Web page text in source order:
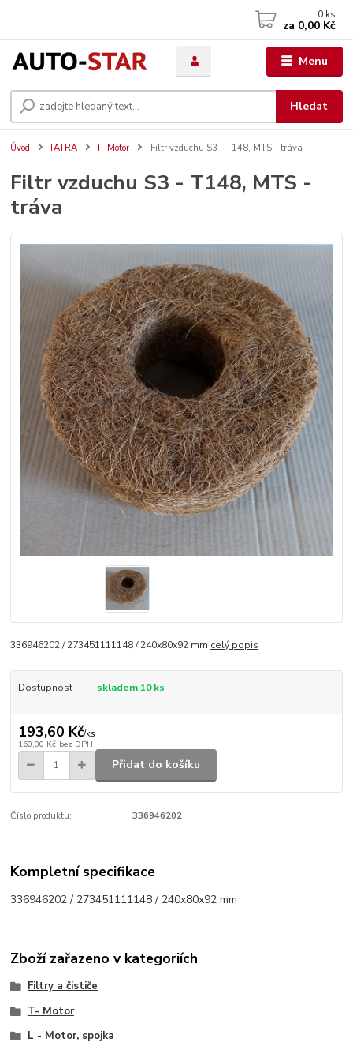
Menu
Hledat
0 ks
za 0,00 Kč
Úvod TATRA T- Motor Filtr vzduchu S3 - T148, MTS - tráva
Filtr vzduchu S3 - T148, MTS -
tráva
336946202 / 273451111148 / 240x80x92 mm celý popis
Dostupnost skladem 10 ks
193,60 Kč/ks
160,00 Kč bez DPH
Přidat do košíku
Číslo produktu: 336946202
Kompletní specifikace
336946202 / 273451111148 / 240x80x92 mm
Zboží zařazeno v kategoriích
Filtry a čističe
T- Motor
L - Motor, spojka